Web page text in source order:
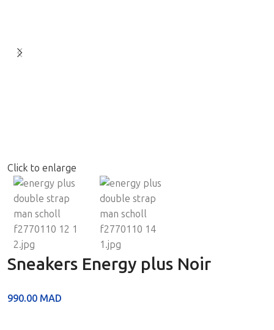
Click to enlarge
Sneakers Energy plus Noir
990.00 MAD